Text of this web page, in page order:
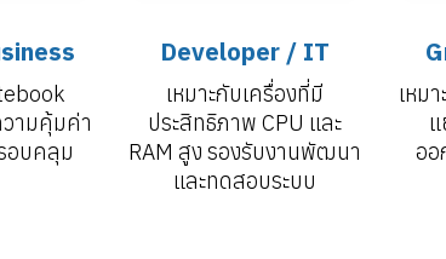
ามคุ้มค่า
อบคลุม
Developer / IT
เหมาะกับเครื่องที่มี
ประสิทธิภาพ CPU และ
RAM สูง รองรับงานพัฒนา
และทดสอบระบบ
เหม
ออ